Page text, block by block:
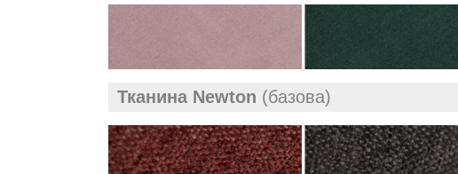
Тканина Newton (базова)